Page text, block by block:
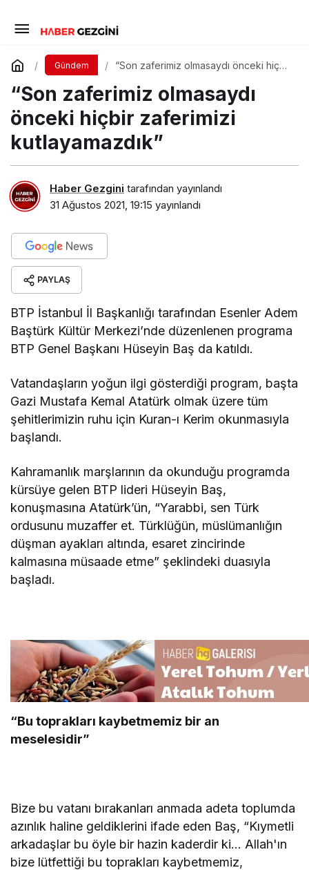
Gündem
“Son zaferimiz olmasaydı önceki hiçbir
“Son zaferimiz olmasaydı
önceki hiçbir zaferimizi
kutlayamazdık”
Haber Gezgini tarafından yayınlandı
31 Ağustos 2021, 19:15 yayınlandı
PAYLAŞ
BTP İstanbul İl Başkanlığı tarafından Esenler Adem
Baştürk Kültür Merkezi’nde düzenlenen programa
BTP Genel Başkanı Hüseyin Baş da katıldı.
Vatandaşların yoğun ilgi gösterdiği program, başta
Gazi Mustafa Kemal Atatürk olmak üzere tüm
şehitlerimizin ruhu için Kuran-ı Kerim okunmasıyla
başlandı.
Kahramanlık marşlarının da okunduğu programda
kürsüye gelen BTP lideri Hüseyin Baş,
konuşmasına Atatürk’ün, “Yarabbi, sen Türk
ordusunu muzaffer et. Türklüğün, müslümanlığın
düşman ayakları altında, esaret zincirinde
kalmasına müsaade etme” şeklindeki duasıyla
başladı.
“Bu toprakları kaybetmemiz bir an
meselesidir”
Bize bu vatanı bırakanları anmada adeta toplumda
azınlık haline geldiklerini ifade eden Baş, “Kıymetli
arkadaşlar bu öyle bir hazin kaderdir ki… Allah'ın
bize lütfettiği bu toprakları kaybetmemiz,